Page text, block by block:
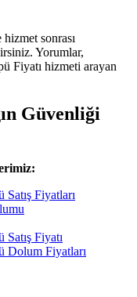
sonrası
Yorumlar,
Fiyatı hizmeti arayan
Güvenliği
Fiyatları
Fiyatı
Dolum Fiyatları